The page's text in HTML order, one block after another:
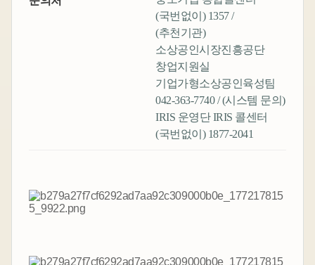
(국번없이) 1357 /
(추천기관)
소상공인시장진흥공단
창업지원실
기업가형소상공인육성팀
042-363-7740 / (시스템 문의)
IRIS 운영단 IRIS 콜센터
(국번없이) 1877-2041